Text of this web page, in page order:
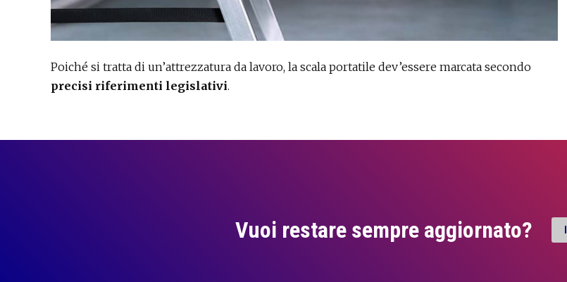
Poiché si tratta di un’attrezzatura da lavoro, la scala portatile dev’essere marcata secondo
precisi riferimenti legislativi.
Vuoi restare sempre aggiornato?